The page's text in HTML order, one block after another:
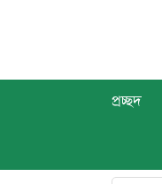
প্রচ্ছদ